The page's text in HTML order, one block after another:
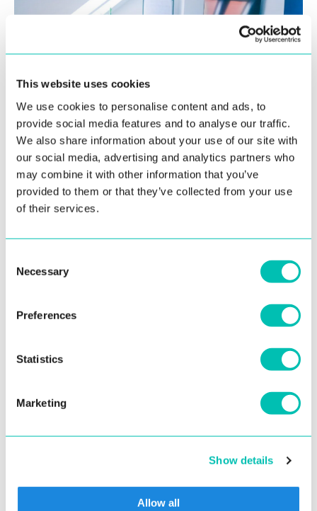
This website uses cookies
We use cookies to personalise content and ads, to
provide social media features and to analyse our traffic.
We also share information about your use of our site with
our social media, advertising and analytics partners who
may combine it with other information that you’ve
provided to them or that they’ve collected from your use
of their services.
Selection
Necessary
Preferences
Statistics
Marketing
Show details
Allow all
prosperujúca firma
loyalty bonus (za každý odpracovaný rok deň voľna
navyše), možnosť vlastnej realizácie, moderné pracovné
prostredie, chill-out zóny alebo skvelú kávu, vo firme sa
vždy snažíme, aby sa tu ľudia cítili dobre a chodili do